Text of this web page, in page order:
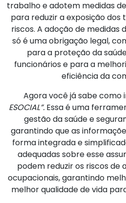
trabalho e adotem medidas
para reduzir a exposição dos
riscos. A adoção de medidas
só é uma obrigação legal,
para a proteção da
funcionários e para a
eficiência da
Agora você já sabe como
ESOCIAL”.Essa é uma
gestão da saúde e
garantindo que as
forma integrada e
adequadas sobre esse
podem reduzir os riscos de
ocupacionais, garantindo
melhor qualidade de vida